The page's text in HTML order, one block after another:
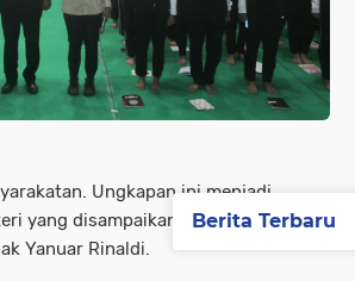
Ungkapan ini menjadi
yang disampaikan langsung oleh
Yanuar Rinaldi.
Berita Terbaru